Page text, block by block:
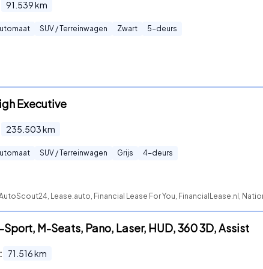
91.539km
SUV / Terreinwagen Zwart 5-deurs
Executive
235.503km
SUV / Terreinwagen Grijs 4-deurs
Lease.auto, Financial Lease For You, FinancialLease.nl,
M-Seats, Pano, Laser, HUD, 360 3D, Assist
71.516km